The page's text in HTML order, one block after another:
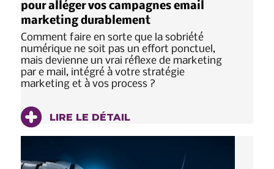
pour alléger vos campagnes email
marketing durablement
Comment faire en sorte que la sobriété
numérique ne soit pas un effort ponctuel,
mais devienne un vrai réflexe de marketing
par e mail, intégré à votre stratégie
marketing et à vos process ?
LIRE LE DÉTAIL